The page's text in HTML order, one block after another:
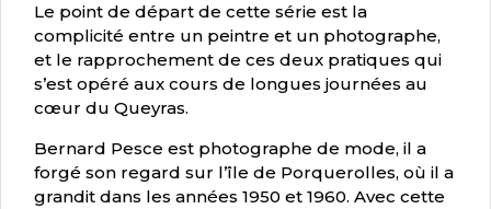
Le point de départ de cette série est la
complicité entre un peintre et un photographe,
et le rapprochement de ces deux pratiques qui
s’est opéré aux cours de longues journées au
cœur du Queyras.
Bernard Pesce est photographe de mode, il a
forgé son regard sur l’île de Porquerolles, où il a
grandit dans les années 1950 et 1960. Avec cette